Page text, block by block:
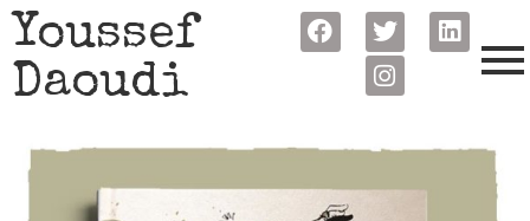
Youssef
Daoudi